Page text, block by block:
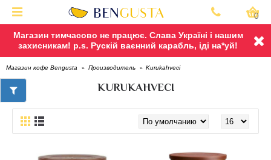
Магазин тимчасово не працює. Слава Україні і нашим
захисникам! p.s. Рускій ваєнний карабль, іді на*уй!
0
Магазин кофе Bengusta Производитель Kurukahveci
KURUKAHVECI